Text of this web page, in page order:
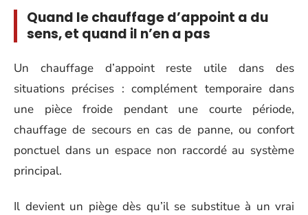
Quand le chauffage d’appoint a du
sens, et quand il n’en a pas
Un chauffage d’appoint reste utile dans des
situations précises : complément temporaire dans
une pièce froide pendant une courte période,
chauffage de secours en cas de panne, ou confort
ponctuel dans un espace non raccordé au système
principal.
Il devient un piège dès qu’il se substitue à un vrai